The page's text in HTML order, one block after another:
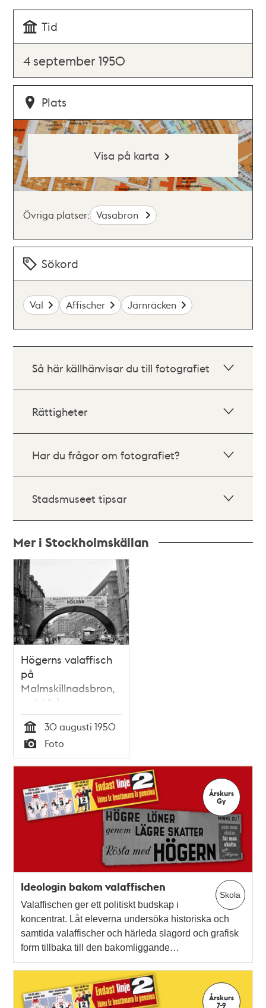
Tid
4 september 1950
Plats
Visa på karta
Övriga platser: Vasabron
Sökord
Val Affischer Järnräcken
Så här källhänvisar du till fotografiet
Rättigheter
Har du frågor om fotografiet?
Stadsmuseet tipsar
Mer i Stockholmskällan
Relaterade
poster
och
teman
Högerns valaffisch
på
Malmskillnadsbron,
sedd från
Kungsgatan
Tid
30 augusti 1950
Typ
Foto
Årskurs
Gy
Skola
Ideologin bakom valaffischen
Valaffischen ger ett politiskt budskap i
koncentrat. Låt eleverna undersöka historiska och
samtida valaffischer och härleda slagord och grafisk
form tillbaka till den bakomliggande…
Årskurs
7-9